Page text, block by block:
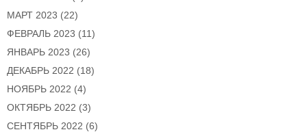
МАРТ 2023 (22)
ФЕВРАЛЬ 2023 (11)
ЯНВАРЬ 2023 (26)
ДЕКАБРЬ 2022 (18)
НОЯБРЬ 2022 (4)
ОКТЯБРЬ 2022 (3)
СЕНТЯБРЬ 2022 (6)